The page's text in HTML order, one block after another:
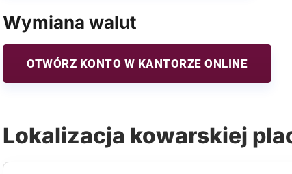
Wymiana walut
OTWÓRZ KONTO W KANTORZE ONLINE
Lokalizacja kowarskiej